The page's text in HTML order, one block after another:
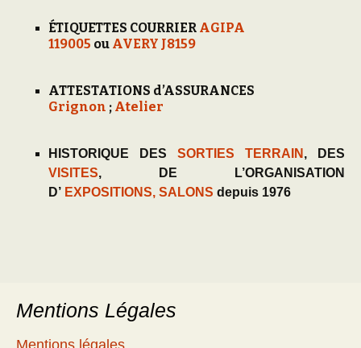
ÉTIQUETTES COURRIER AGIPA
119005 ou AVERY J8159
ATTESTATIONS d’ASSURANCES
Grignon ; Atelier
HISTORIQUE DES SORTIES TERRAIN , DES
VISITES, DE L’ORGANISATION
D’ EXPOSITIONS, SALONS depuis 1976
Mentions Légales
Mentions légales